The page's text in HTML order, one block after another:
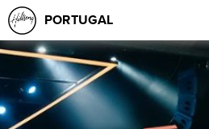
PORTUGAL